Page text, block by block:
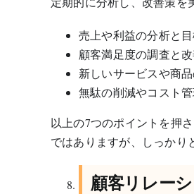
売上や利益の分析と
顧客満足度の調査と
新しいサービスや商
無駄の削減やコスト
以上の7つのポイントを押
ではありますが、しっかり
顧客リレー